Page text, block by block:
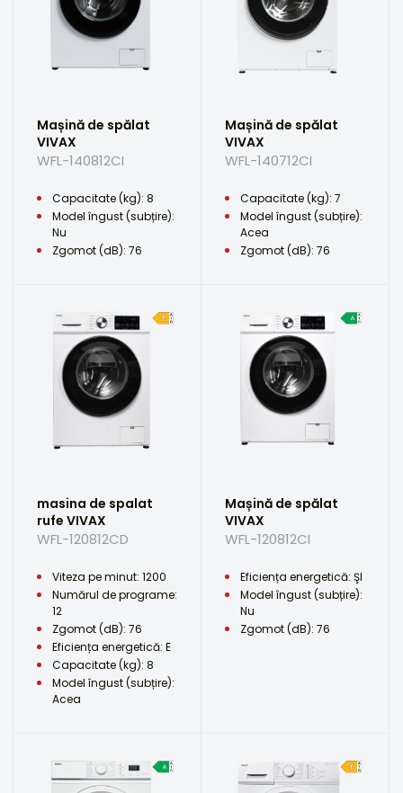
Mașină de spălat
VIVAX
WFL-140812CI
Capacitate (kg): 8
Model îngust (subțire):
Nu
Zgomot (dB): 76
Mașină de spălat
VIVAX
WFL-140712CI
Capacitate (kg): 7
Model îngust (subțire):
Acea
Zgomot (dB): 76
masina de spalat
rufe VIVAX
WFL-120812CD
Viteza pe minut: 1200
Numărul de programe:
12
Zgomot (dB): 76
Eficiența energetică: E
Capacitate (kg): 8
Model îngust (subțire):
Acea
Mașină de spălat
VIVAX
WFL-120812CI
Eficiența energetică: ŞI
Model îngust (subțire):
Nu
Zgomot (dB): 76